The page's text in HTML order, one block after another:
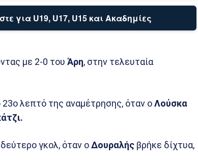
για U19, U17, U15 και Ακαδημίες
με 2-0 του Άρη, στην τελευταία
λεπτό της αναμέτρησης, όταν οΛούσκα
γκολ, όταν οΔουραλής βρήκε δίχτυα,